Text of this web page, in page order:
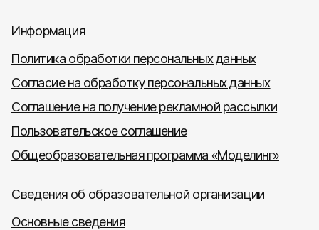
Информация
Политика обработки персональных данных
Согласие на обработку персональных данных
Соглашение на получение рекламной рассылки
Пользовательское соглашение
Общеобразовательная программа «Моделинг»
Сведения об образовательной организации
Основные сведения